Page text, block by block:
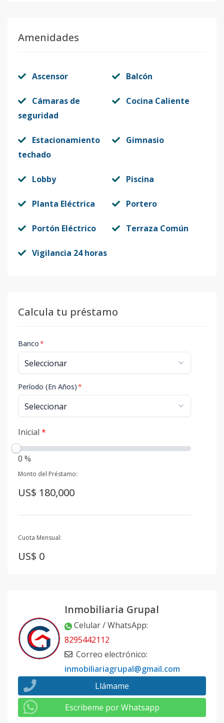
Amenidades
Ascensor Balcón
Cámaras de
seguridad
Cocina Caliente
Estacionamiento
techado
Gimnasio
Lobby Piscina
Planta Eléctrica Portero
Portón Eléctrico Terraza Común
Vigilancia 24 horas
Calcula tu préstamo
Banco*
Período (En Años)*
Inicial *
0 %
Monto del Préstamo:
US$ 180,000
Cuota Mensual:
US$ 0
Inmobiliaria Grupal
Celular / WhatsApp:
8295442112
Correo electrónico:
inmobiliariagrupal@gmail.com
Llámame
Escribeme por Whatsapp